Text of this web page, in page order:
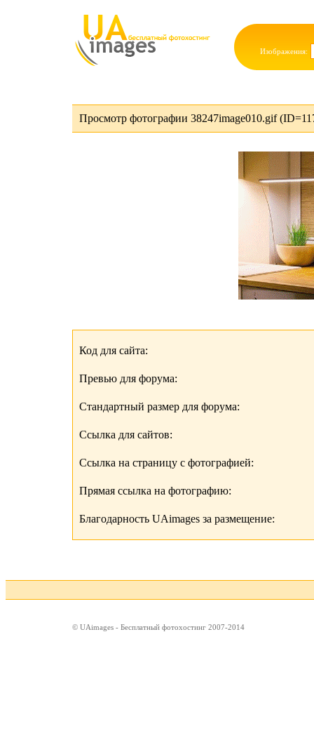
Изображения:
Просмотр фотографии 38247image010.gif
Код для сайта:
Превью для форума:
Стандартный размер для форума:
Ссылка для сайтов:
Ссылка на страницу с фотографией:
Прямая ссылка на фотографию:
Благодарность UAimages за размещение:
© UAimages - Бесплатный фотохостинг 2007-2014